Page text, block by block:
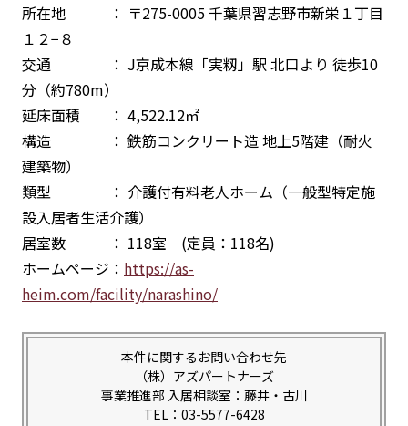
所在地 ： 〒275-0005 千葉県習志野市新栄１丁目
１２−８
交通 ： J京成本線「実籾」駅 北口より 徒歩10
分（約780m）
延床面積 ： 4,522.12㎡
構造 ： 鉄筋コンクリート造 地上5階建（耐火
建築物）
類型 ： 介護付有料老人ホーム（一般型特定施
設入居者生活介護）
居室数 ： 118室 (定員：118名)
ホームページ： https://as-
heim.com/facility/narashino/
本件に関するお問い合わせ先
（株）アズパートナーズ
事業推進部 入居相談室：藤井・古川
TEL：03-5577-6428